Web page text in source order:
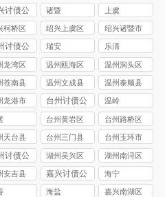
公司
讨债公司
讨债公司
讨债公
诸暨 上虞
柯桥区
公司
绍兴上虞区
讨债公司
绍兴诸暨市
讨债公司
讨债公
瑞安 乐清
龙湾区
公司
温州瓯海区
讨债公司
温州洞头区
讨债公司
苍南县
公司
温州文成县
讨债公司
温州泰顺县
讨债公司
龙港市
公司
台州讨债公
司
温岭
台州黄岩区
讨债公司
台州路桥区
讨债公司
天台县
公司
台州三门县
讨债公司
台州玉环市
讨债公司
讨债公
湖州吴兴区
讨债公司
湖州南浔区
讨债公司
安吉县
公司
嘉兴讨债公
司
海宁
海盐
嘉兴南湖区